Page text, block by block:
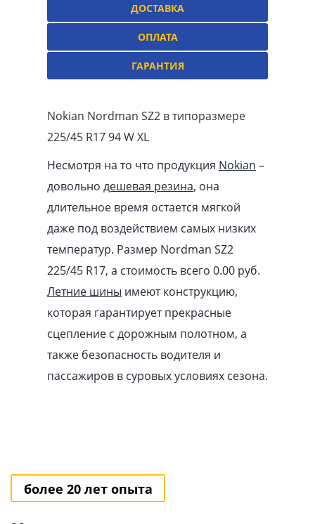
ДОСТАВКА
ОПЛАТА
ГАРАНТИЯ
Nokian Nordman SZ2 в типоразмере
225/45 R17 94 W XL
Несмотря на то что продукция Nokian –
довольно дешевая резина, она
длительное время остается мягкой
даже под воздействием самых низких
температур. Размер Nordman SZ2
225/45 R17, а стоимость всего 0.00 pуб.
Летние шины имеют конструкцию,
которая гарантирует прекрасные
сцепление с дорожным полотном, а
также безопасность водителя и
пассажиров в суровых условиях сезона.
более 20 лет опыта